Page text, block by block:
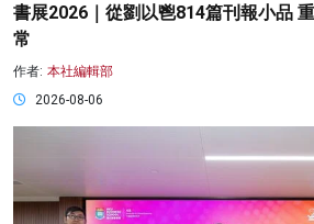
書展2026｜從劉以鬯814篇刊報小品
常
作者: 本社編輯部
2026-08-06